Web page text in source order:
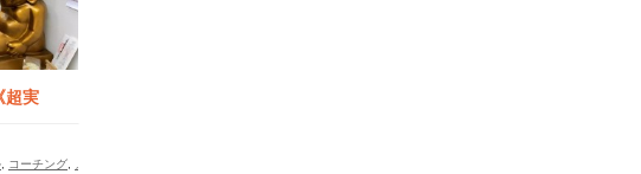
超実
寺子
コーチング